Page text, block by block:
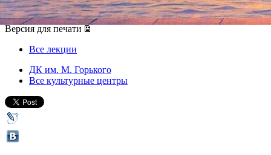
23 августа 2012, четверг,19.00
Версия для печати
Все лекции
ДК им. М. Горького
Все культурные центры